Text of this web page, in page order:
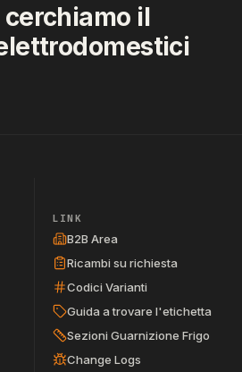
cerchiamo il
LINK
B2B Area
Ricambi su richiesta
Codici Varianti
Guida a trovare l'etichetta
Sezioni Guarnizione Frigo
Change Logs